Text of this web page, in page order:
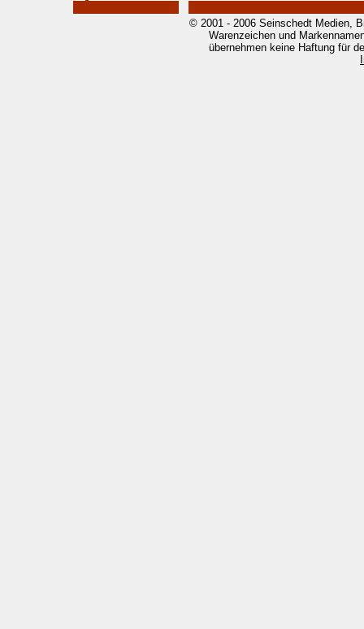
© 2001 - 2006 Seinschedt Medien,
Warenzeichen und
übernehmen keine Haftung für